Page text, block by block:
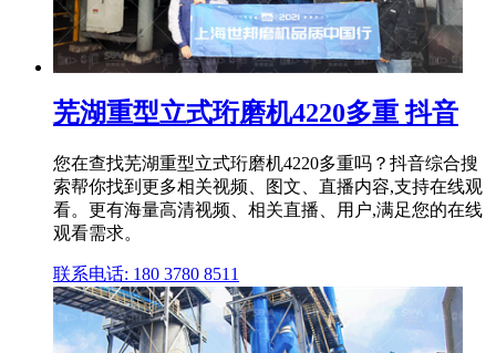
芜湖重型立式珩磨机4220多重 抖音
您在查找芜湖重型立式珩磨机4220多重吗？抖音综合搜
索帮你找到更多相关视频、图文、直播内容,支持在线观
看。更有海量高清视频、相关直播、用户,满足您的在线
观看需求。
联系电话: 180 3780 8511